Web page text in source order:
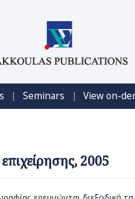
| Seminars | View on-
2005